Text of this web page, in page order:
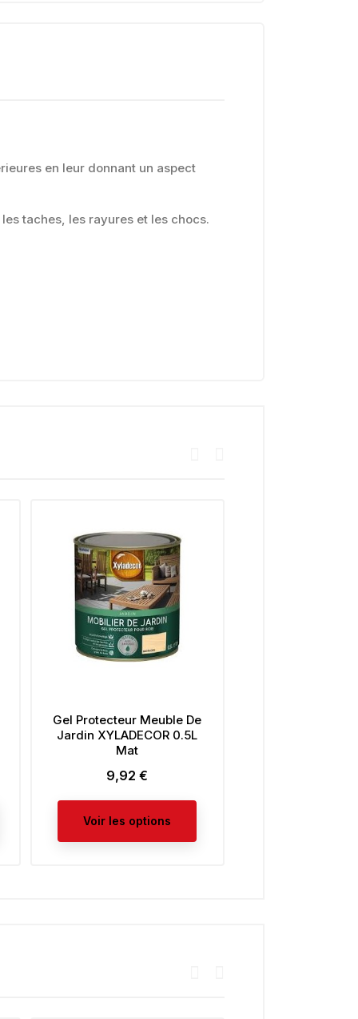
en leur donnant un aspect
taches, les rayures et les chocs.
Gel Protecteur Meuble De
Jardin XYLADECOR 0.5L
Mat
Prix
9,92 €
Voir les options